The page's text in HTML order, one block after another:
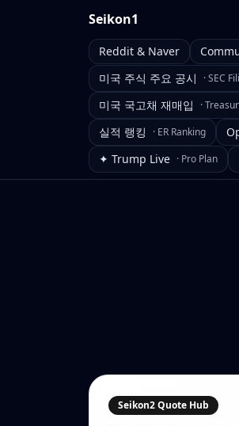
Seikon1
Reddit & Naver
미국 주식 주요 공시 ·SEC
미국 국고채 재매입 ·
실적 랭킹 · ER Ranking
✦ Trump Live · Pro Plan
Seikon2 Quote Hub